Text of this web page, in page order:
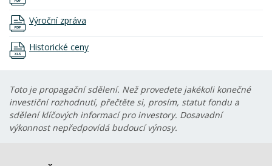
Výroční zpráva
Historické ceny
Toto je propagační sdělení. Než provedete jakékoli konečné
investiční rozhodnutí, přečtěte si, prosím, statut fondu a
sdělení klíčových informací pro investory. Dosavadní
výkonnost nepředpovídá budoucí výnosy.